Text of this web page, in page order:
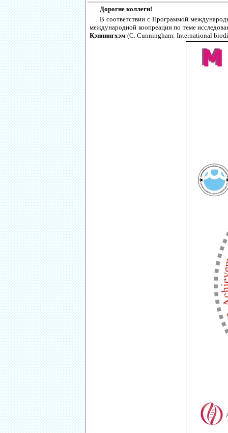
Дорогие коллеги!
В соответствии с Программой
международной коопреации по теме
Кэннингхэм (C. Cunningham: International